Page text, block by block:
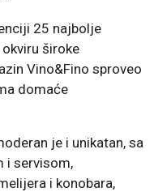
25 najbolje
široke
Vino&Fino sproveo
domaće
je i unikatan, sa
i servisom,
i konobara,